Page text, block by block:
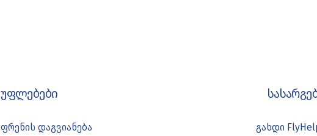
უფლებები
ფრენის დაგვიანება
გახდი